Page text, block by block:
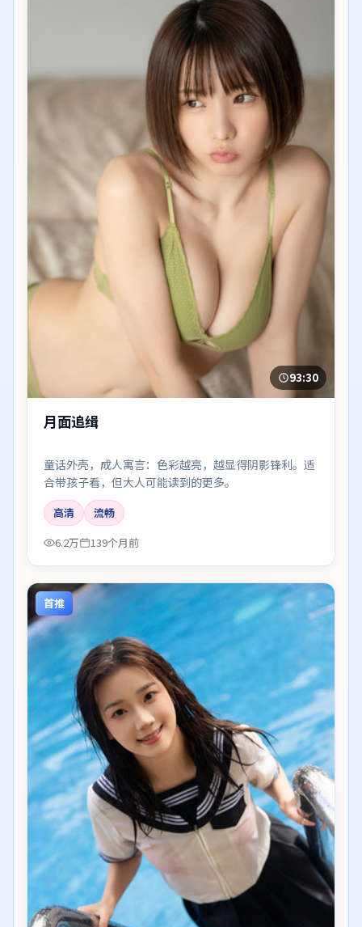
93:30
月面追缉
童话外壳，成人寓言：色彩越亮，越显得阴影锋利。适
合带孩子看，但大人可能读到的更多。
高清
流畅
6.2万
139个月前
首推